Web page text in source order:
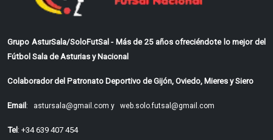
Grupo AsturSala/SoloFutSal - Más de 25 años ofreciéndote lo mejor del
Fútbol Sala de Asturias y Nacional
Colaborador del Patronato Deportivo de Gijón, Oviedo, Mieres y Siero
Email: astursala@gmail.com y web.solo.futsal@gmail.com
Tel: +34 639 407 454